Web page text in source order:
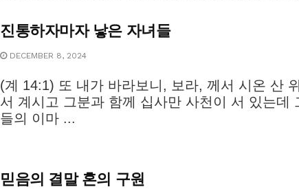
진통하자마자 낳은 자녀들
DECEMBER 8, 2024
(계 14:1) 또 내가 바라보니, 보라, 께서 시온 산
서 계시고 그분과 함께 십사만 사천이 서 있는데
들의 이마 ...
믿음의 결말 혼의 구원